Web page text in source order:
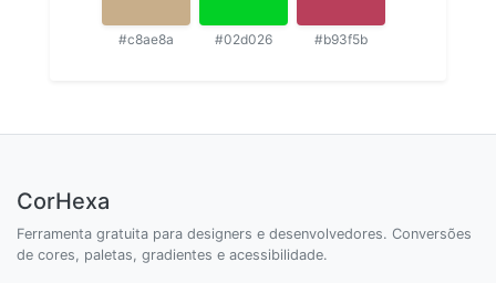
#c8ae8a #02d026 #b93f5b
CorHexa
Ferramenta gratuita para designers e desenvolvedores. Conversões
de cores, paletas, gradientes e acessibilidade.